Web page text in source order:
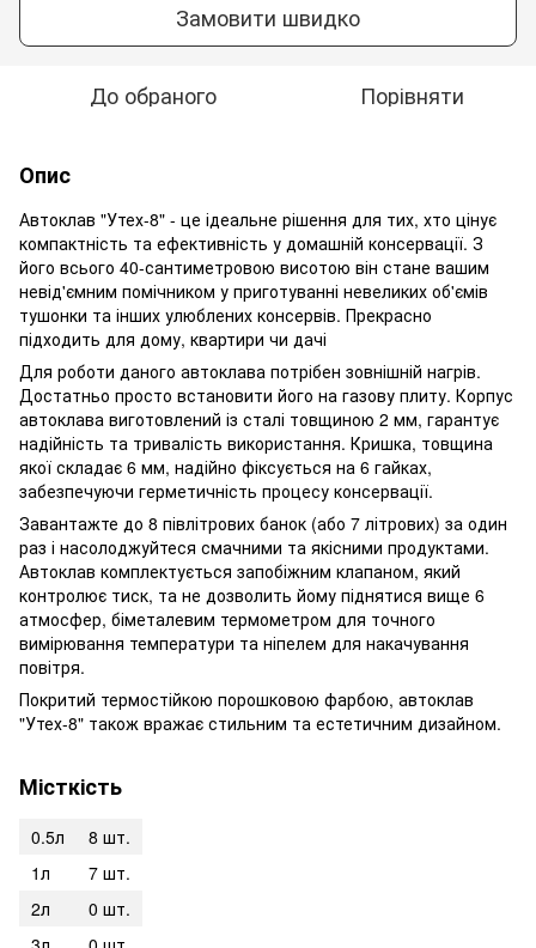
Замовити швидко
До обраного Порівняти
Опис
Автоклав "Утех-8" - це ідеальне рішення для тих, хто цінує
компактність та ефективність у домашній консервації. З
його всього 40-сантиметровою висотою він стане вашим
невід'ємним помічником у приготуванні невеликих об'ємів
тушонки та інших улюблених консервів. Прекрасно
підходить для дому, квартири чи дачі
Для роботи даного автоклава потрібен зовнішній нагрів.
Достатньо просто встановити його на газову плиту. Корпус
автоклава виготовлений із сталі товщиною 2 мм, гарантує
надійність та тривалість використання. Кришка, товщина
якої складає 6 мм, надійно фіксується на 6 гайках,
забезпечуючи герметичність процесу консервації.
Завантажте до 8 півлітрових банок (або 7 літрових) за один
раз і насолоджуйтеся смачними та якісними продуктами.
Автоклав комплектується запобіжним клапаном, який
контролює тиск, та не дозволить йому піднятися вище 6
атмосфер, біметалевим термометром для точного
вимірювання температури та ніпелем для накачування
повітря.
Покритий термостійкою порошковою фарбою, автоклав
"Утех-8" також вражає стильним та естетичним дизайном.
Місткість
0.5л
8 шт.
1л
7 шт.
2л
0 шт.